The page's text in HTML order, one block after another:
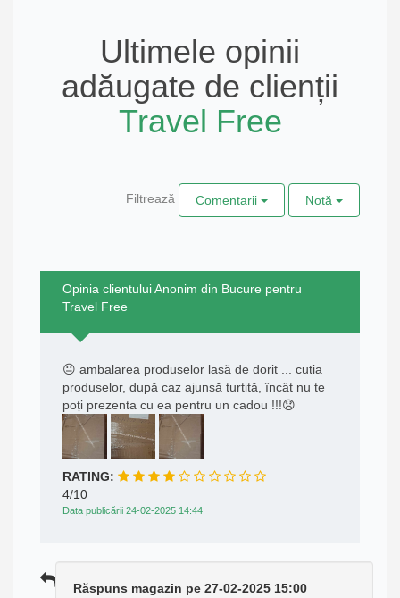
Ultimele opinii
adăugate de clienții
Travel Free
Filtrează Comentarii Notă
Opinia clientului Anonim din Bucure pentru
Travel Free
😐 ambalarea produselor lasă de dorit ... cutia
produselor, după caz ajunsă turtită, încât nu te
poți prezenta cu ea pentru un cadou !!!😞
RATING:
4/10
Data publicării 24-02-2025 14:44
Răspuns magazin pe 27-02-2025 15:00